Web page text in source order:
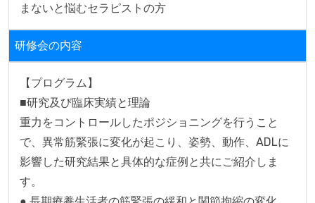
まないと悩むセラピストの方
研修会の内容
【プログラム】
■研究及び臨床実績と理論
重力をコントロールしたポジショニングを行うこと
で、異常筋緊張に変化が起こり、姿勢、動作、ADLに
影響した研究結果と具体的な症例と共にご紹介しま
す。